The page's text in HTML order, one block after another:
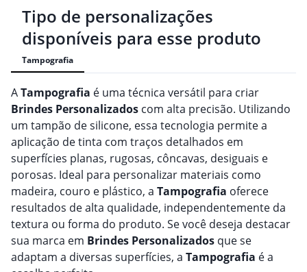
Tipo de personalizações
disponíveis para esse produto
Tampografia
ATampografia é uma técnica versátil para criar
Brindes Personalizados com alta precisão. Utilizando
um tampão de silicone, essa tecnologia permite a
aplicação de tinta com traços detalhados em
superfícies planas, rugosas, côncavas, desiguais e
porosas. Ideal para personalizar materiais como
madeira, couro e plástico, a Tampografia oferece
resultados de alta qualidade, independentemente da
textura ou forma do produto. Se você deseja destacar
sua marca em Brindes Personalizados que se
adaptam a diversas superfícies, a Tampografia é a